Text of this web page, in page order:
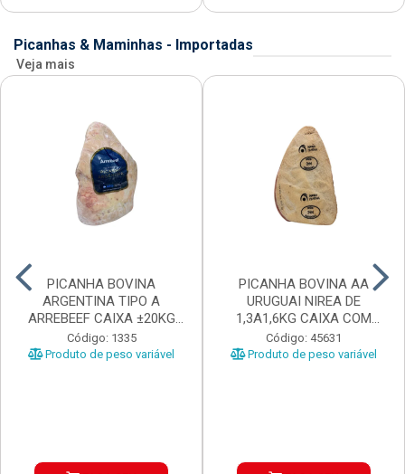
Picanhas & Maminhas - Importadas
Veja mais
PICANHA BOVINA
ARGENTINA TIPO A
ARREBEEF CAIXA ±20KG
PEÇAS 1...
Código: 1335
Produto de peso variável
PICANHA BOVINA AA
URUGUAI NIREA DE
1,3A1,6KG CAIXA COM
±15KG
Código: 45631
Produto de peso variável